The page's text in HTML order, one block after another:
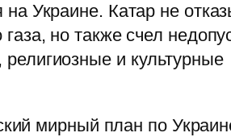
Украине. Катар не
но также счел
и культурные
мирный план по